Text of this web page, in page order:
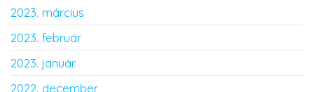
2023. március
2023. február
2023. január
2022. december